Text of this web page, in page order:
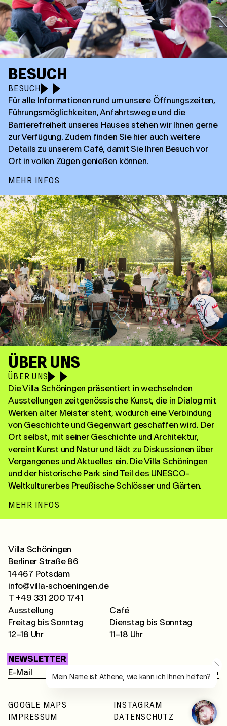
BESUCH
BESUCH
Für alle Informationen rund um unsere Öffnungszeiten,
Führungsmöglichkeiten, Anfahrtswege und die
Barrierefreiheit unseres Hauses stehen wir Ihnen gerne
zur Verfügung. Zudem finden Sie hier auch weitere
Details zu unserem Café, damit Sie Ihren Besuch vor
Ort in vollen Zügen genießen können.
MEHR INFOS
ÜBER UNS
ÜBER UNS
Die Villa Schöningen präsentiert in wechselnden
Ausstellungen zeitgenössische Kunst, die in Dialog mit
Werken alter Meister steht, wodurch eine Verbindung
von Geschichte und Gegenwart geschaffen wird. Der
Ort selbst, mit seiner Geschichte und Architektur,
vereint Kunst und Natur und lädt zu Diskussionen über
Vergangenes und Aktuelles ein. Die Villa Schöningen
und der historische Park sind Teil des UNESCO-
Weltkulturerbes Preußische Schlösser und Gärten.
MEHR INFOS
Villa Schöningen
Berliner Straße 86
14467 Potsdam
info@villa-schoeningen.de
T +49 331 200 1741
Ausstellung
Freitag bis Sonntag
12–18 Uhr
Café
Dienstag bis Sonntag
11–18 Uhr
NEWSLETTER
GOOGLE MAPS
INSTAGRAM
IMPRESSUM
DATENSCHUTZ
Mein Name ist Athene, wie kann ich Ihnen helfen?